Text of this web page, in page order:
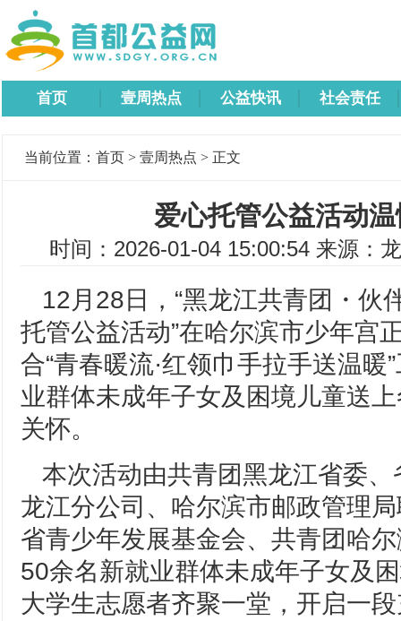
首页 壹周热点 公益快讯 社会责任
当前位置： 首页 > 壹周热点 > 正文
爱心托管公益活动
时间：2026-01-04 15:00:54 来源：
12月28日，“黑龙江共青团・伙
托管公益活动”在哈尔滨市少年宫
合“青春暖流·红领巾手拉手送温暖
业群体未成年子女及困境儿童送
关怀。
本次活动由共青团黑龙江省委
龙江分公司、哈尔滨市邮政管理
省青少年发展基金会、共青团哈
50余名新就业群体未成年子女及
大学生志愿者齐聚一堂，开启一